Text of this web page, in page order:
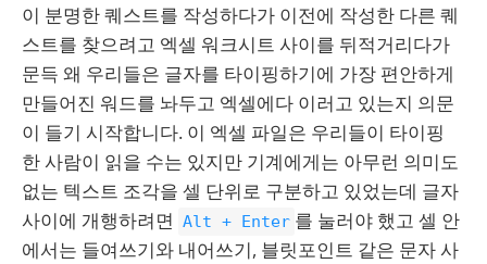
이 분명한 퀘스트를 작성하다가 이전에 작성한 다른 퀘
스트를 찾으려고 엑셀 워크시트 사이를 뒤적거리다가
문득 왜 우리들은 글자를 타이핑하기에 가장 편안하게
만들어진 워드를 놔두고 엑셀에다 이러고 있는지 의문
이 들기 시작합니다. 이 엑셀 파일은 우리들이 타이핑
한 사람이 읽을 수는 있지만 기계에게는 아무런 의미도
없는 텍스트 조각을 셀 단위로 구분하고 있었는데 글자
사이에 개행하려면 Alt + Enter 를 눌러야 했고 셀 안
에서는 들여쓰기와 내어쓰기, 블릿포인트 같은 문자 사